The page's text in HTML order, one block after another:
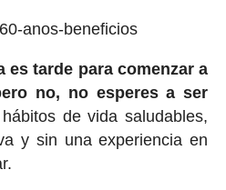
es tarde para comenzar a
no, no esperes a ser
de vida saludables,
y sin una experiencia en